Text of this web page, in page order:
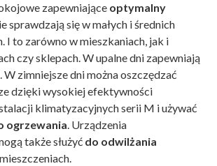
zapewniające optymalny
sprawdzają się w małych i średnich
I to zarówno w mieszkaniach, jak i
czy sklepach. W upalne dni zapewniają
W zimniejsze dni można oszczędzać
dzięki wysokiej efektywności
klimatyzacyjnych serii M i używać
ogrzewania. Urządzenia
także służyć do odwilżania